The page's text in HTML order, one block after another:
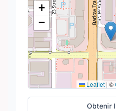
+
−
Leaflet | ©
Obtenir